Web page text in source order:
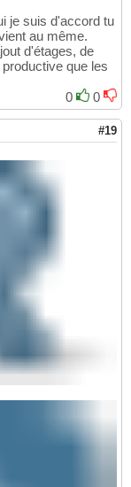
je suis d'accord tu
au même.
d'étages, de
que les
0
0
#19